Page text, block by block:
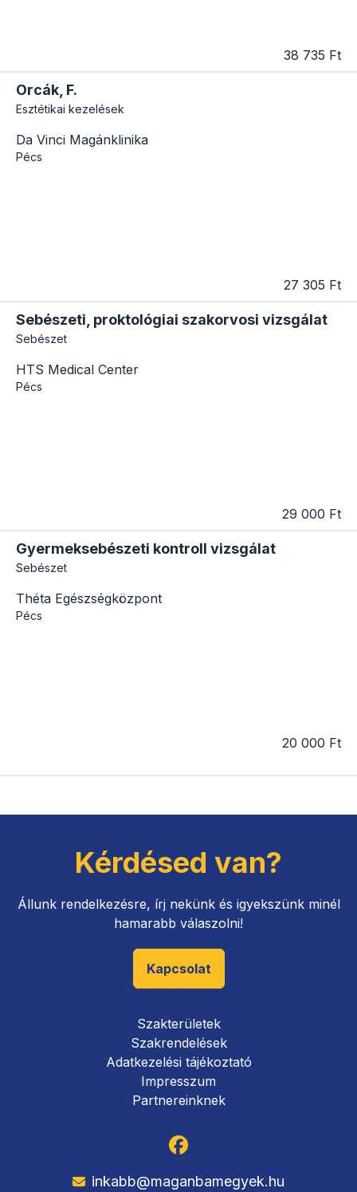
38 735 Ft
Orcák, F.
Esztétikai kezelések
Da Vinci Magánklinika
Pécs
27 305 Ft
Sebészeti, proktológiai szakorvosi vizsgálat
Sebészet
HTS Medical Center
Pécs
29 000 Ft
Gyermeksebészeti kontroll vizsgálat
Sebészet
Théta Egészségközpont
Pécs
20 000 Ft
Kérdésed van?
Állunk rendelkezésre, írj nekünk és igyekszünk minél
hamarabb válaszolni!
Kapcsolat
Szakterületek
Szakrendelések
Adatkezelési tájékoztató
Impresszum
Partnereinknek
inkabb@maganbamegyek.hu